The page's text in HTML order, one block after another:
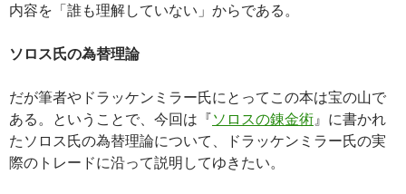
内容を「誰も理解していない」からである。
ソロス氏の為替理論
だが筆者やドラッケンミラー氏にとってこの本は宝の山で
ある。ということで、今回は『ソロスの錬金術 』に書かれ
たソロス氏の為替理論について、ドラッケンミラー氏の実
際のトレードに沿って説明してゆきたい。